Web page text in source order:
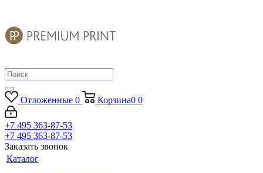
Отложенные 0 Корзина0 0
+7 495 363-87-53
+7 495 363-87-53
Заказать звонок
Каталог